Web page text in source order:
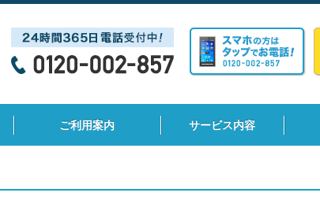
ご利用案内 サービス内容